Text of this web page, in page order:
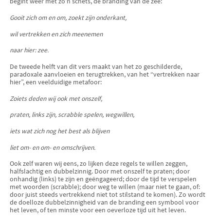
Gooit zich om en om, zoekt zijn onderkant,
wil vertrekken en zich meenemen
naar hier: zee.
De tweede helft van dit vers maakt van het zo geschilderde,
paradoxale aanvloeien en terugtrekken, van het “vertrekken naar
hier”, een veelduidige metafoor:
Zoiets deden wij ook met onszelf,
praten, links zijn, scrabble spelen, wegwillen,
iets wat zich nog het best als blijven
liet om- en om- en omschrijven.
Ook zelf waren wij eens, zo lijken deze regels te willen zeggen,
halfslachtig en dubbelzinnig. Door met onszelf te praten; door
onhandig (links) te zijn en geëngageerd; door de tijd te verspelen
met woorden (scrabble); door weg te willen (maar niet te gaan, of:
door juist steeds vertrekkend niet tot stilstand te komen). Zo wordt
de doelloze dubbelzinnigheid van de branding een symbool voor
het leven, of ten minste voor een oeverloze tijd uit het leven.